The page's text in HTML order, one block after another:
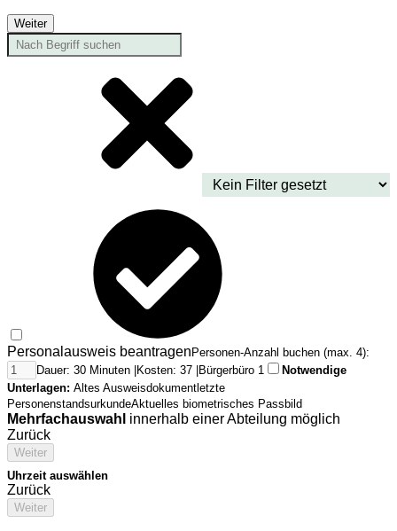
Weiter
Personalausweis beantragenPersonen-Anzahl buchen (max. 4):
Dauer: 30 Minuten |Kosten: 37 |Bürgerbüro 1
Notwendige
Unterlagen: Altes Ausweisdokumentletzte
PersonenstandsurkundeAktuelles biometrisches Passbild
Mehrfachauswahl innerhalb einer Abteilung möglich
Zurück
Weiter
Uhrzeit auswählen
Zurück
Weiter